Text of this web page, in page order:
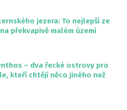
jezera: To nejlepší ze
překvapivě malém území
– dva řecké ostrovy pro
kteří chtějí něco jiného než